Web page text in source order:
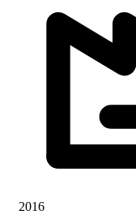
2016